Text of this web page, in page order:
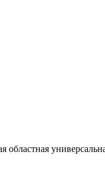
областная